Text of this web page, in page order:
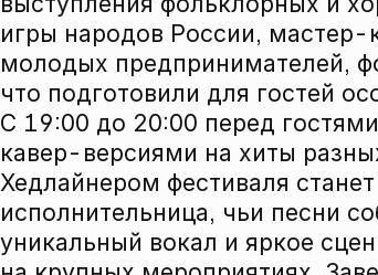
игры народов России,
молодых предпринимателей,
что подготовили для гостей
С 19:00 до 20:00 перед
кавер-версиями на хиты
Хедлайнером фестиваля
исполнительница, чьи песни
уникальный вокал и яркое